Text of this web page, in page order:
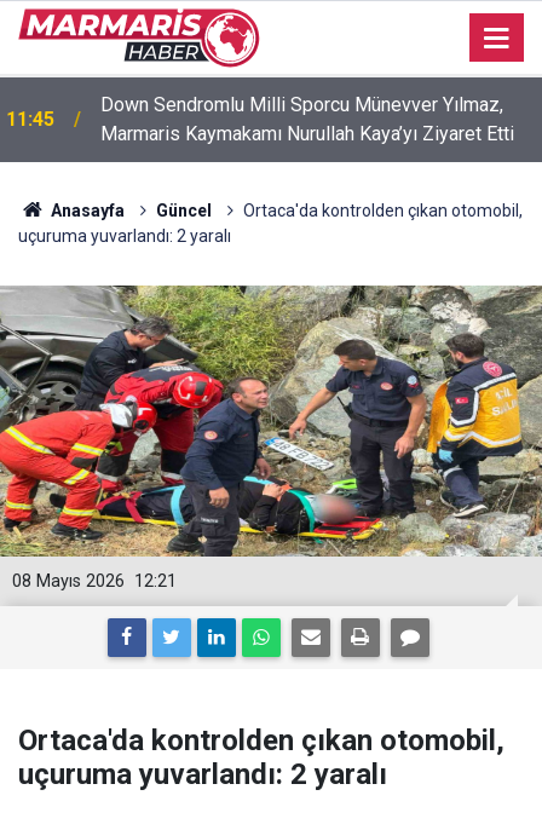
11:45
Down Sendromlu Milli Sporcu Münevver Yılmaz,
Marmaris Kaymakamı Nurullah Kaya’yı Ziyaret Etti
Anasayfa Güncel
Ortaca'da kontrolden çıkan otomobil,
uçuruma yuvarlandı: 2 yaralı
12:21
08 Mayıs 2026
Ortaca'da kontrolden çıkan otomobil,
uçuruma yuvarlandı: 2 yaralı